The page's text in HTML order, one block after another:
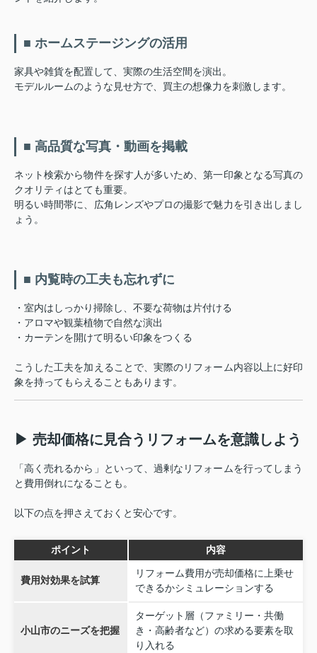
■ ホームステージングの活用
家具や雑貨を配置して、実際の生活空間を演出。
モデルルームのような見せ方で、買主の想像力を刺激します。
■ 高品質な写真・動画を掲載
ネット検索から物件を探す人が多いため、第一印象となる写真の
クオリティはとても重要。
明るい時間帯に、広角レンズやプロの撮影で魅力を引き出しまし
ょう。
■ 内覧時の工夫も忘れずに
・室内はしっかり掃除し、不要な荷物は片付ける
・アロマや観葉植物で自然な演出
・カーテンを開けて明るい印象をつくる
こうした工夫を加えることで、実際のリフォーム内容以上に好印
象を持ってもらえることもあります。
▶ 売却価格に見合うリフォームを意識しよう
「高く売れるから」といって、過剰なリフォームを行ってしまう
と費用倒れになることも。
以下の点を押さえておくと安心です。
ポイント 内容
費用対効果を試算
リフォーム費用が売却価格に上乗せ
できるかシミュレーションする
小山市のニーズを把握
ターゲット層（ファミリー・共働
き・高齢者など）の求める要素を取
り入れる